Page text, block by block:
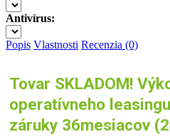
Antivírus:
Popis Vlastnosti Recenzia (0)
Tovar SKLADOM!
operatívneho
záruky 36mesiacov